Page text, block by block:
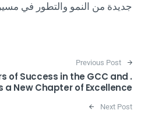
جديدة من النمو والتطور في
Post navigation
Previous Post
of Success in the GCC and
a New Chapter of Excellence
Next Post